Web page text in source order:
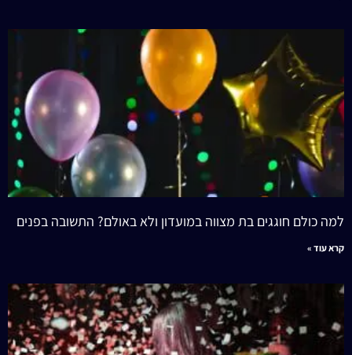
למה כולם חוגגים בת מצווה במועדון ולא באולם? התשובה בפנים
קרא עוד »